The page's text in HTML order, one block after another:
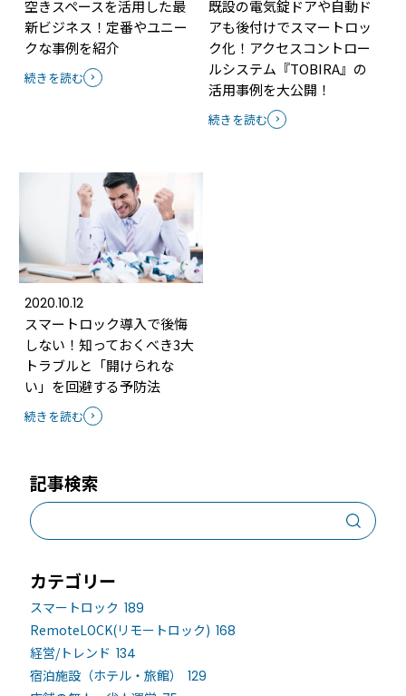
空きスペースを活用した最
新ビジネス！定番やユニー
クな事例を紹介
続きを読む
既設の電気錠ドアや自動ド
アも後付けでスマートロッ
ク化！アクセスコントロー
ルシステム『TOBIRA』の
活用事例を大公開！
続きを読む
2020.10.12
スマートロック導入で後悔
しない！知っておくべき3大
トラブルと「開けられな
い」を回避する予防法
続きを読む
記事検索
カテゴリー
スマートロック 189
RemoteLOCK(リモートロック) 168
経営/トレンド 134
宿泊施設（ホテル・旅館）
129